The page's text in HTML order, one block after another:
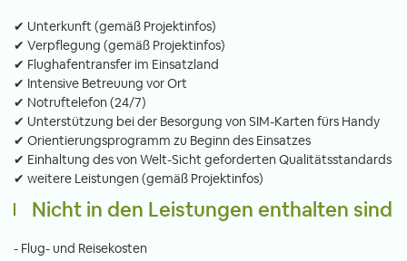
✔ Unterkunft (gemäß Projektinfos)
✔ Verpflegung (gemäß Projektinfos)
✔ Flughafentransfer im Einsatzland
✔ Intensive Betreuung vor Ort
✔ Notruftelefon (24/7)
✔ Unterstützung bei der Besorgung von SIM-Karten fürs Handy
✔ Orientierungsprogramm zu Beginn des Einsatzes
✔ Einhaltung des von Welt-Sicht geforderten Qualitätsstandards
✔ weitere Leistungen (gemäß Projektinfos)
Nicht in den Leistungen enthalten sind
- Flug- und Reisekosten